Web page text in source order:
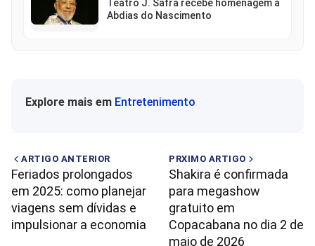
Teatro J. Safra recebe homenagem a
Abdias do Nascimento
Explore mais em Entretenimento
ARTIGO ANTERIOR
Feriados prolongados
em 2025: como planejar
viagens sem dívidas e
impulsionar a economia
PRXIMO ARTIGO
Shakira é confirmada
para megashow
gratuito em
Copacabana no dia 2 de
maio de 2026